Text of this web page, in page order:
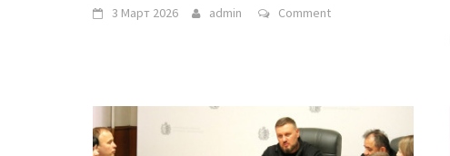
3 Март 2026 admin Comment